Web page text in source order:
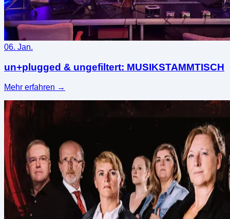
06. Jan.
un+plugged & ungefiltert: MUSIKSTAMMTISCH
Mehr erfahren →